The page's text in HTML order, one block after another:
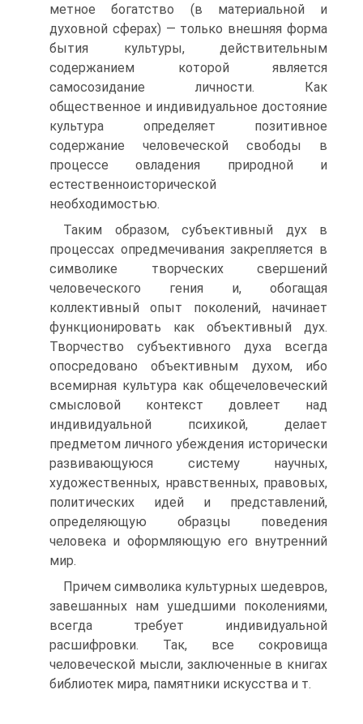
метное богатство (в материальной и
духовной сферах) — только внешняя форма
бытия культуры, действительным
содержанием которой является
самосозидание личности. Как
общественное и индивидуальное достояние
культура определяет позитивное
содержание человеческой свободы в
процессе овладения природной и
естественноисторической
необходимостью.
Таким образом, субъективный дух в
процессах опредмечивания закрепляется в
символике творческих свершений
человеческого гения и, обогащая
коллективный опыт поколений, начинает
функционировать как объективный дух.
Творчество субъективного духа всегда
опосредовано объективным духом, ибо
всемирная культура как общечеловеческий
смысловой контекст довлеет над
индивидуальной психикой, делает
предметом личного убеждения исторически
развивающуюся систему научных,
художественных, нравственных, правовых,
политических идей и представлений,
определяющую образцы поведения
человека и оформляющую его внутренний
мир.
Причем символика культурных шедевров,
завешанных нам ушедшими поколениями,
всегда требует индивидуальной
расшифровки. Так, все сокровища
человеческой мысли, заключенные в книгах
библиотек мира, памятники искусства и т.